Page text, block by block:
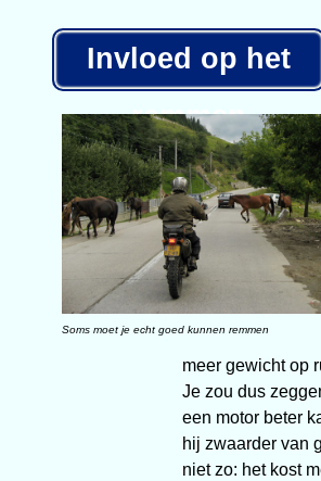
Invloed op het
remmen
Soms moet je echt goed kunnen remmen
meer gewicht op
Je zou dus
een motor beter
hij zwaarder van
niet zo: het kost